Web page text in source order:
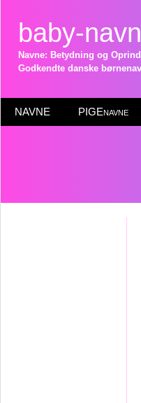
baby-
Navne: Betydning og
Godkendte danske
NAVNE PIGEnavne